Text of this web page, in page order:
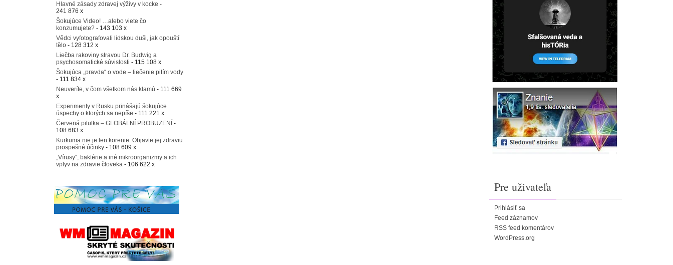
Hlavné zásady zdravej výživy v kocke -
241 876 x
Šokujúce Video! …alebo viete čo
konzumujete? - 143 103 x
Vědci vyfotografovali lidskou duši, jak opouští
tělo - 128 312 x
Liečba rakoviny stravou Dr. Budwig a
psychosomatické súvislosti - 115 108 x
Šokujúca „pravda“ o vode – liečenie pitím vody
- 111 834 x
Neuveríte, v čom všetkom nás klamú - 111 669
x
Experimenty v Rusku prinášajú šokujúce
úspechy o ktorých sa nepíše - 111 221 x
Červená pilulka – GLOBÁLNÍ PROBUZENÍ -
108 683 x
Kurkuma nie je len korenie. Objavte jej zdraviu
prospešné účinky - 108 609 x
„Vírusy“, baktérie a iné mikroorganizmy a ich
vplyv na zdravie človeka - 106 622 x
Pre uživateľa
Prihlásiť sa
Feed záznamov
RSS feed komentárov
WordPress.org